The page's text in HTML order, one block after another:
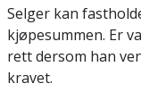
Selger kan
kjøpesummen. Er
rett dersom han
kravet.